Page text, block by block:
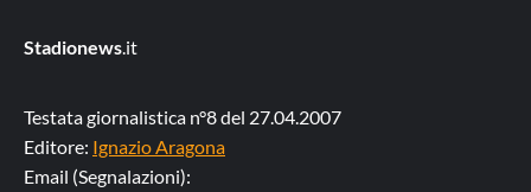
Stadionews.it
Testata giornalistica n°8 del 27.04.2007
Editore: Ignazio Aragona
Email (Segnalazioni):